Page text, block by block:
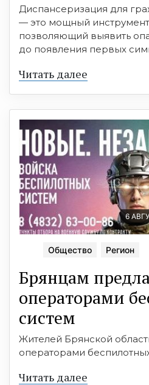
Диспансеризация для
— это мощный
позволяющий выявить
до появления первых
Читать далее
6
Общество Регион
Брянцам
оперaторами
систeм
Жителей Брянской
операторами
Читать далее